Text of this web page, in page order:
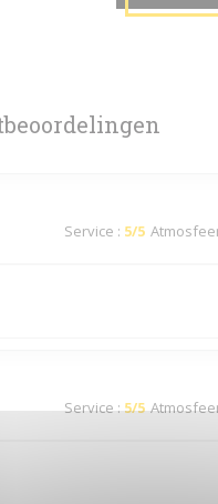
Service : 5/5
Service:5/5